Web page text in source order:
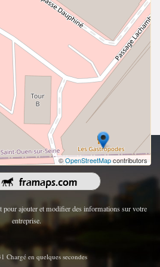
©OpenStreetMapcontributors
| Tous les droits sont réservés.
pour ajouter et modifier des informations sur votre
entreprise.
Chargé en quelques secondes